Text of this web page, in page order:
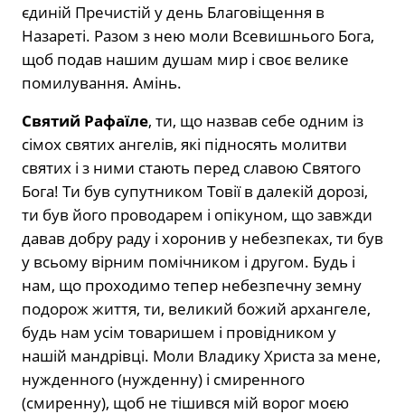
єдиній Пречистій у день Благовіщення в
Назареті. Разом з нею моли Всевишнього Бога,
щоб подав нашим душам мир і своє велике
помилування. Амінь.
Святий Рафаїле, ти, що назвав себе одним із
сімох святих ангелів, які підносять молитви
святих і з ними стають перед славою Святого
Бога! Ти був супутником Товії в далекій дорозі,
ти був його проводарем і опікуном, що завжди
давав добру раду і хоронив у небезпеках, ти був
у всьому вірним помічником і другом. Будь і
нам, що проходимо тепер небезпечну земну
подорож життя, ти, великий божий архангеле,
будь нам усім товаришем і провідником у
нашій мандрівці. Моли Владику Христа за мене,
нужденного (нужденну) і смиренного
(смиренну), щоб не тішився мій ворог моєю